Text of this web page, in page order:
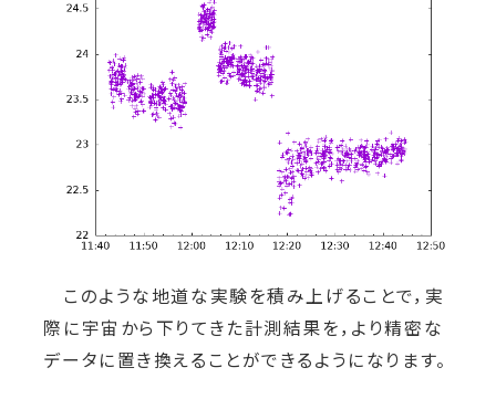
このような地道な実験を積み上げることで，実
際に宇宙から下りてきた計測結果を，より精密な
データに置き換えることができるようになります。